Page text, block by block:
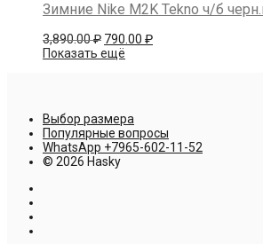
Зимние Nike M2K Tekno ч/б
3,890.00₽ Первоначальная
цена
790.00 ₽Текущая
Показать ещё
Выбор размера
Популярные вопросы
WhatsApp +7965-602-11-52
© 2026 Hasky